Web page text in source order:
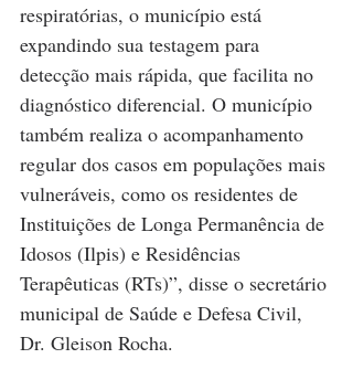
respiratórias, o município está
expandindo sua testagem para
detecção mais rápida, que facilita no
diagnóstico diferencial. O município
também realiza o acompanhamento
regular dos casos em populações mais
vulneráveis, como os residentes de
Instituições de Longa Permanência de
Idosos (Ilpis) e Residências
Terapêuticas (RTs)”, disse o secretário
municipal de Saúde e Defesa Civil,
Dr. Gleison Rocha.